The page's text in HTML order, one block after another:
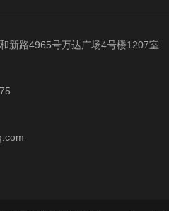
新路4965号万达广场4号楼1207室